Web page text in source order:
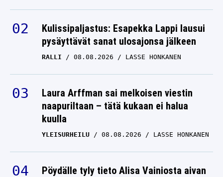
Kulissipaljastus: Esapekka Lappi lausui
pysäyttävät sanat ulosajonsa jälkeen
RALLI 08.08.2026 LASSE HONKANEN
Laura Arffman sai melkoisen viestin
naapuriltaan – tätä kukaan ei halua
kuulla
YLEISURHEILU 08.08.2026 LASSE HONKANEN
Pöydälle tyly tieto Alisa Vainiosta aivan